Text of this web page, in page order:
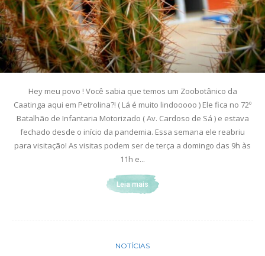
Hey meu povo ! Você sabia que temos um Zoobotânico da
Caatinga aqui em Petrolina?! ( Lá é muito lindooooo ) Ele fica no 72º
Batalhão de Infantaria Motorizado ( Av. Cardoso de Sá ) e estava
fechado desde o início da pandemia. Essa semana ele reabriu
para visitação! As visitas podem ser de terça a domingo das 9h às
11h e...
Leia mais
NOTÍCIAS